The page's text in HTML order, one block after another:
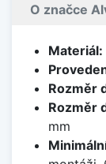
O značce
Materiál:
Rozměr
Rozměr
mm